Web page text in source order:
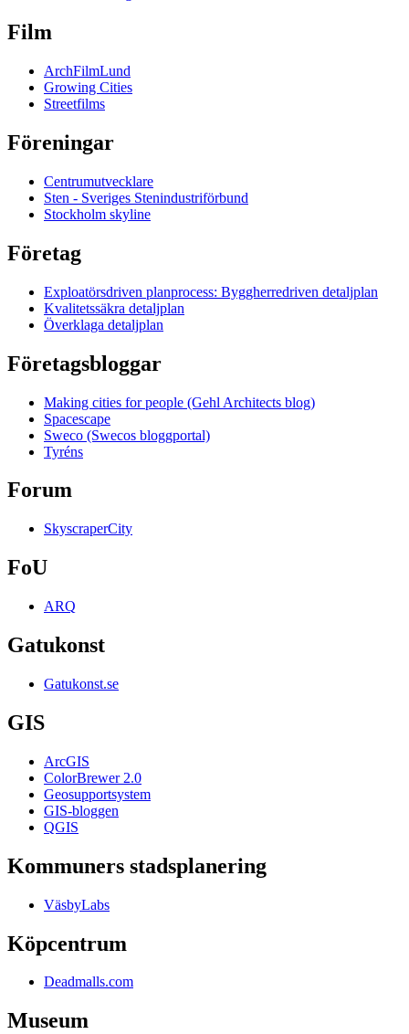
Film
ArchFilmLund
Growing Cities
Streetfilms
Föreningar
Centrumutvecklare
Sten - Sveriges Stenindustriförbund
Stockholm skyline
Företag
Exploatörsdriven planprocess: Byggherredriven detaljplan
Kvalitetssäkra detaljplan
Överklaga detaljplan
Företagsbloggar
Making cities for people (Gehl Architects blog)
Spacescape
Sweco (Swecos bloggportal)
Tyréns
Forum
SkyscraperCity
FoU
ARQ
Gatukonst
Gatukonst.se
GIS
ArcGIS
ColorBrewer 2.0
Geosupportsystem
GIS-bloggen
QGIS
Kommuners stadsplanering
VäsbyLabs
Köpcentrum
Deadmalls.com
Museum